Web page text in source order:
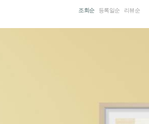
조회순 등록일순 리뷰순